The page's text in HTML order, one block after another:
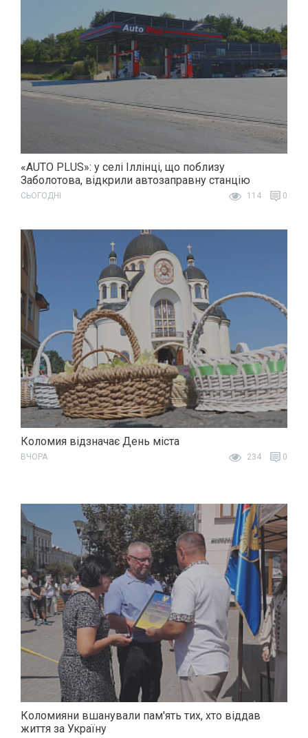
«AUTO PLUS»: у селі Іллінці, що поблизу
Заболотова, відкрили автозаправну станцію
СЬОГОДНІ 114 0
Коломия відзначає День міста
ВЧОРА 234 0
Коломияни вшанували пам'ять тих, хто віддав
життя за Україну